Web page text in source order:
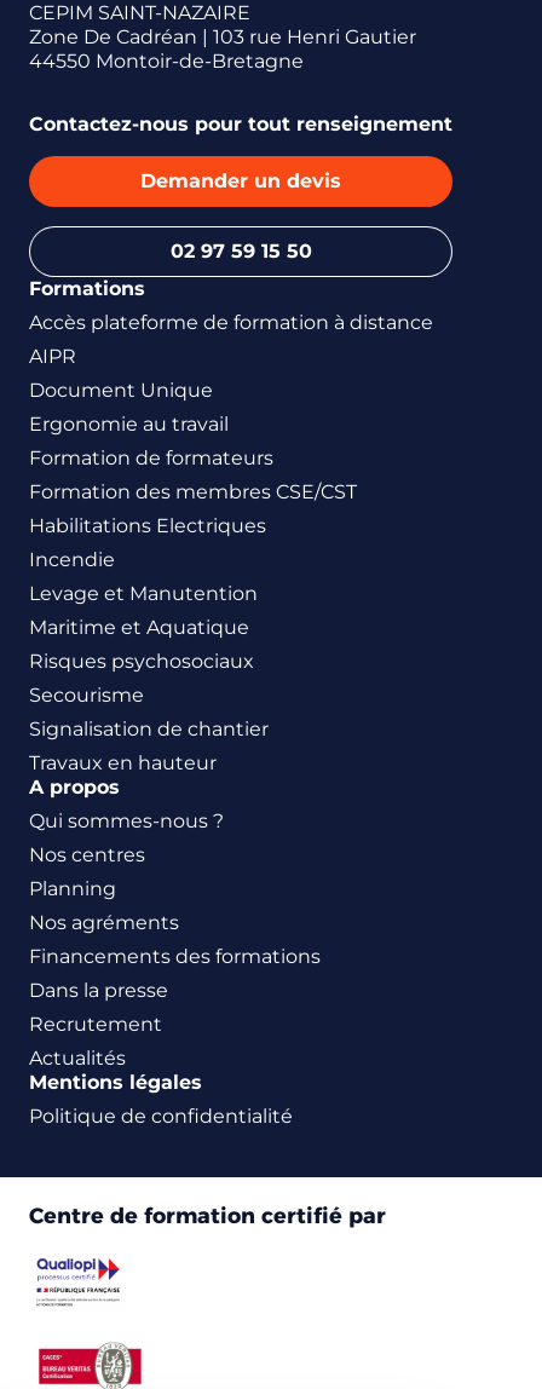
CEPIM SAINT-NAZAIRE
Zone De Cadréan | 103 rue Henri Gautier
44550 Montoir-de-Bretagne
Contactez-nous pour tout renseignement
Demander un devis
02 97 59 15 50
Formations
Accès plateforme de formation à distance
AIPR
Document Unique
Ergonomie au travail
Formation de formateurs
Formation des membres CSE/CST
Habilitations Electriques
Incendie
Levage et Manutention
Maritime et Aquatique
Risques psychosociaux
Secourisme
Signalisation de chantier
Travaux en hauteur
A propos
Qui sommes-nous ?
Nos centres
Planning
Nos agréments
Financements des formations
Dans la presse
Recrutement
Actualités
Mentions légales
Politique de confidentialité
Centre de formation certifié par